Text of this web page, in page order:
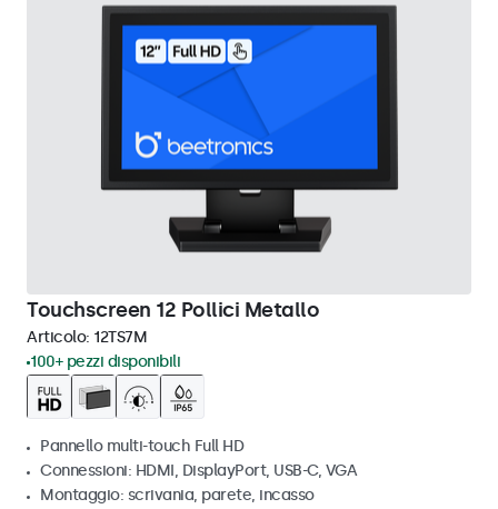
Touchscreen 12 Pollici Metallo
Articolo: 12TS7M
100+ pezzi disponibili
Pannello multi-touch Full HD
Connessioni: HDMI, DisplayPort, USB-C, VGA
Montaggio: scrivania, parete, incasso